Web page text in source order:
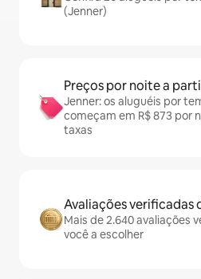
(Jenner)
Preços por noite a
Jenner: os aluguéis por
começam em R$ 873 por
taxas
Avaliações verificadas
Mais de 2.640 avaliações
você a escolher